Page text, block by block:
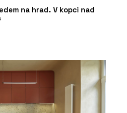
na hrad. V kopci nad